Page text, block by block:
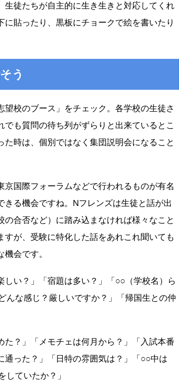
徒たちが自主的に生き生きと対応してくれ
貼ったり、黒板にチョークで絵を書いたり
う
校のブース」をチェック。各学校の生徒さ
も質問の待ち列がずらりと出来ているとこ
時は、個別ではなく集団説明会になること
国際フォーラムなどで行われるものが有名
る機会ですね。Nフレンズは生徒と話が出
合否など）に踏み込まなければ様々なこと
が、受験に特化した話をあれこれ聞いても
会です。
しい？」「宿題は多い？」「○○（学校名）ら
んな感じ？厳しいですか？」「帰国生との仲
た？」「メモチェは何月から？」「入試本番
通った？」「日特の雰囲気は？」「○○中は
していたか？」